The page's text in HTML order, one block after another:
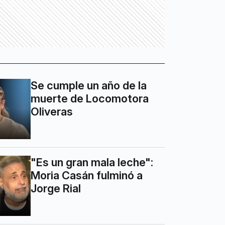
Se cumple un año de la
muerte de Locomotora
Oliveras
"Es un gran mala leche":
Moria Casán fulminó a
Jorge Rial